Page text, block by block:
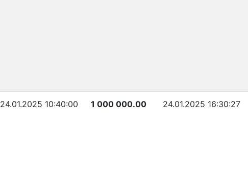
24.01.2025 10:40:00 1 000 000.00 24.01.2025 16:30:27